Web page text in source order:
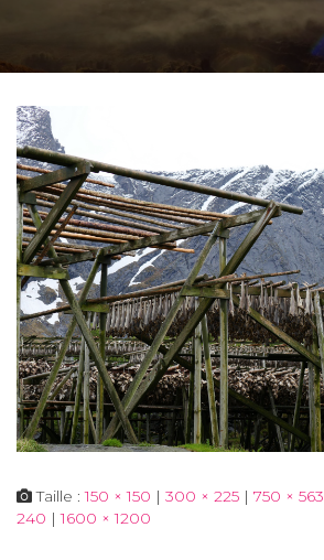
Taille :150 × 150 | 300 × 225 | 750 × 563
240 | 1600 × 1200